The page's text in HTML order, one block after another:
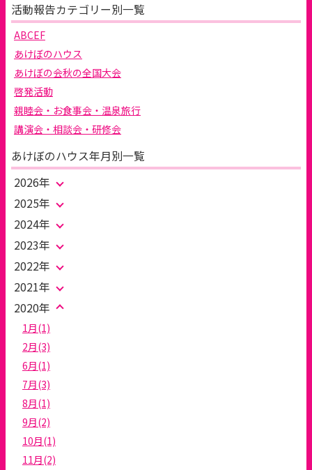
活動報告カテゴリー別一覧
ABCEF
あけぼのハウス
あけぼの会秋の全国大会
啓発活動
親睦会・お食事会・温泉旅行
講演会・相談会・研修会
あけぼのハウス年月別一覧
2026年
2025年
2024年
2023年
2022年
2021年
2020年
1月(1)
2月(3)
6月(1)
7月(3)
8月(1)
9月(2)
10月(1)
11月(2)